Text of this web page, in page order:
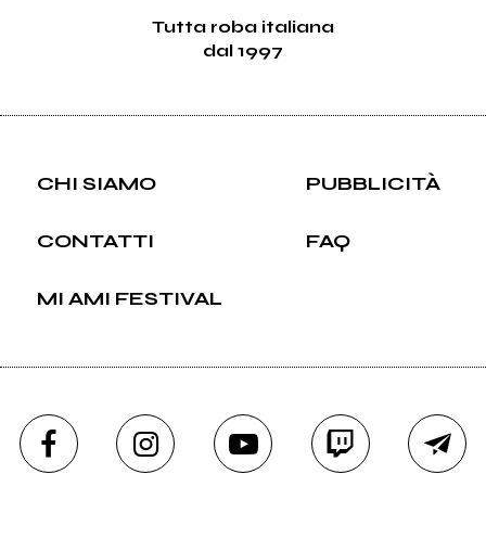
Tutta roba italiana
dal 1997
CHI SIAMO PUBBLICITÀ
CONTATTI FAQ
MI AMI FESTIVAL